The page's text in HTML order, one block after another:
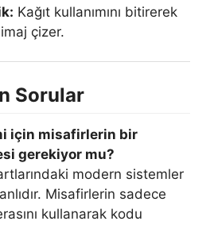
Kağıt kullanımını bitirerek
çizer.
Sorular
için misafirlerin bir
gerekiyor mu?
modern sistemler
Misafirlerin sadece
kullanarak kodu